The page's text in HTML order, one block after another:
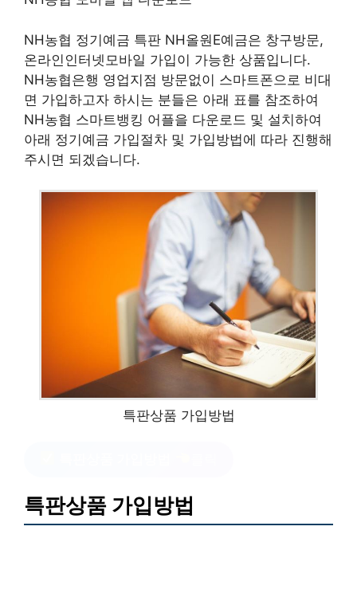
NH농협 정기예금 특판 NH올원E예금은 창구방문,
온라인인터넷모바일 가입이 가능한 상품입니다.
NH농협은행 영업지점 방문없이 스마트폰으로 비대
면 가입하고자 하시는 분들은 아래 표를 참조하여
NH농협 스마트뱅킹 어플을 다운로드 및 설치하여
아래 정기예금 가입절차 및 가입방법에 따라 진행해
주시면 되겠습니다.
특판상품 가입방법
특판상품 가입방법